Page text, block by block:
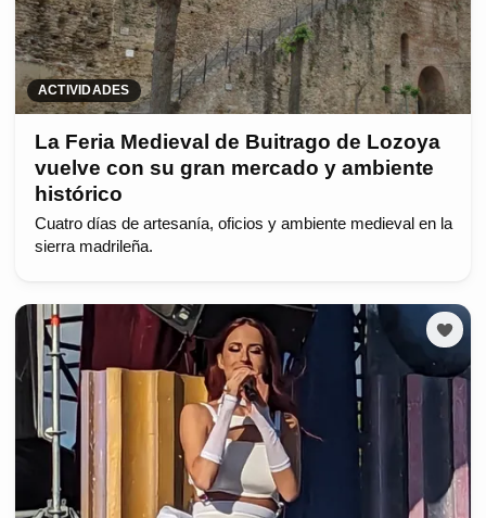
ACTIVIDADES
La Feria Medieval de Buitrago de Lozoya
vuelve con su gran mercado y ambiente
histórico
Cuatro días de artesanía, oficios y ambiente medieval en la
sierra madrileña.